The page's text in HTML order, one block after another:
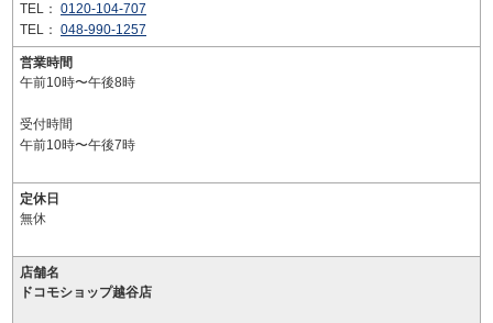
TEL： 0120-104-707
TEL： 048-990-1257
営業時間
午前10時〜午後8時
受付時間
午前10時〜午後7時
定休日
無休
店舗名
ドコモショップ越谷店